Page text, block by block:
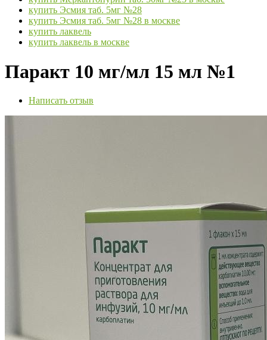
купить Эсмия таб. 5мг №28
купить Эсмия таб. 5мг №28 в москве
купить лаквель
купить лаквель в москве
Паракт 10 мг/мл 15 мл №1
Написать отзыв